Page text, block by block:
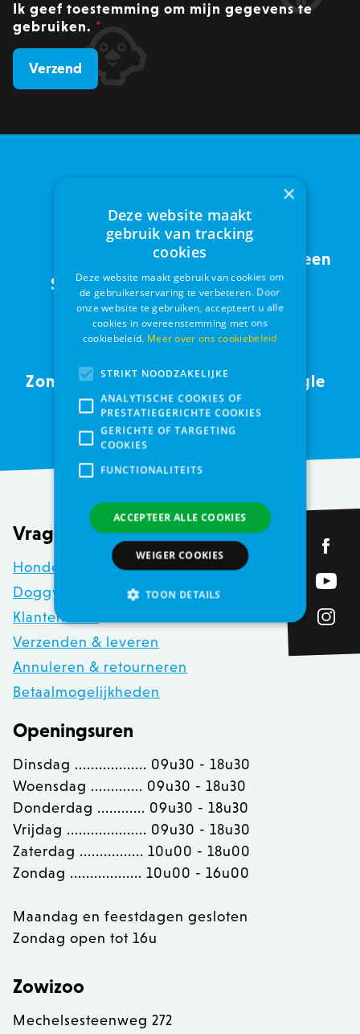
Ik geef toestemming om mijn gegevens te
gebruiken. *
Sinds 2005
Service met een
glimlach
Zondag open tot
16u
4,5 op Google
reviews
Vragen over...
Hondenwandeling 2025
Doggywash
Klantenkaart
Verzenden & leveren
Annuleren & retourneren
Betaalmogelijkheden
Openingsuren
Dinsdag .................. 09u30 - 18u30
Woensdag ............. 09u30 - 18u30
Donderdag ............ 09u30 - 18u30
Vrijdag .................... 09u30 - 18u30
Zaterdag ................ 10u00 - 18u00
Zondag .................. 10u00 - 16u00
Maandag en feestdagen gesloten
Zondag open tot 16u
Zowizoo
Mechelsesteenweg 272
×
Deze website maakt
gebruik van tracking
cookies
Deze website maakt gebruik van cookies om
de gebruikerservaring te verbeteren. Door
onze website te gebruiken, accepteert u alle
cookies in overeenstemming met ons
cookiebeleid. Meer over ons cookiebeleid
STRIKT NOODZAKELIJKE
ANALYTISCHE COOKIES OF
PRESTATIEGERICHTE COOKIES
GERICHTE OF TARGETING
COOKIES
FUNCTIONALITEITS
ACCEPTEER ALLE COOKIES
WEIGER COOKIES
TOON DETAILS
Analytische cookies of prestatiegerichte cookies
Gerichte of targeting cookies
kernfunctionaliteit van de website mogelijk,
zoals gebruikersaanmelding en accountbeheer.
Zonder strikt noodzakelijke cookies kan de
website niet correct worden gebruikt.
Naam
CSRF_TOKEN